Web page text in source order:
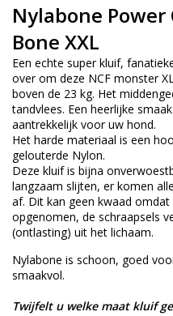
Nylabone
Bone XXL
Een echte super kluif,
over om deze NCF monster
boven de 23 kg. Het
tandvlees. Een heerlijke
aantrekkelijk voor uw hond.
Het harde materiaal is een
gelouterde Nylon.
Deze kluif is bijna
langzaam slijten, er komen
af. Dit kan geen kwaad
opgenomen, de schraapsels
(ontlasting) uit het lichaam.
Nylabone is schoon, goed
smaakvol.
Twijfelt u welke maat kluif